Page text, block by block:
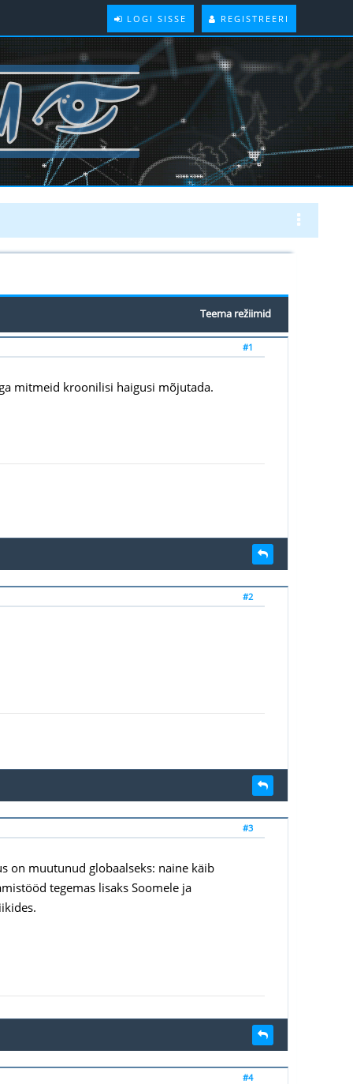
LOGI SISSE REGISTREERI
Teema režiimid
#1
mitmeid kroonilisi haigusi mõjutada.
#2
#3
on muutunud globaalseks: naine käib
tegemas lisaks Soomele ja
#4